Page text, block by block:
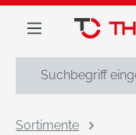
springen
Sortimente